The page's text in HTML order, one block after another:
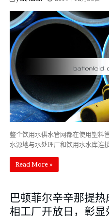
整个饮用水供水管网都在使用塑料
水源地与水处理厂和饮用水水库连
Read More »
巴顿菲尔辛辛那提
相工厂开放日，彰显